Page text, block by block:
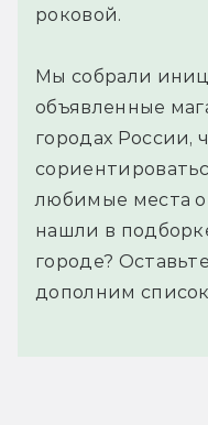
роковой.
Мы собрали
объявленные
городах России,
любимые места
нашли в
городе?
дополним